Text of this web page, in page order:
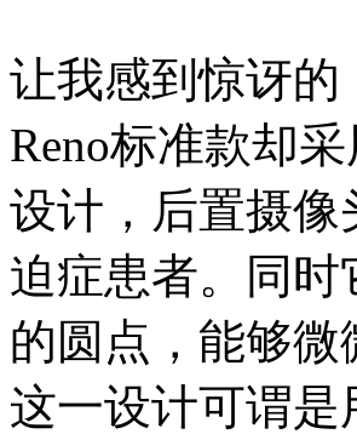
让我感到惊讶的
Reno标准款却
设计，后置摄像
迫症患者。同
的圆点，能够
这一设计可谓